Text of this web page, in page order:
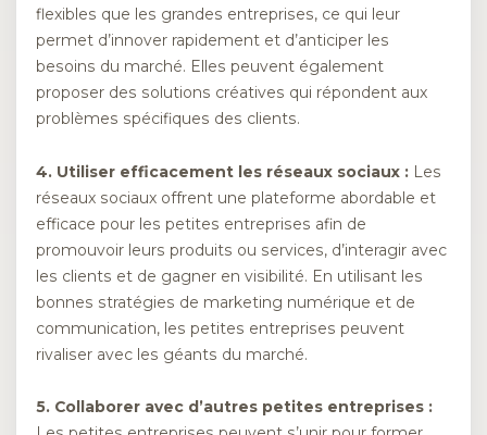
flexibles que les grandes entreprises, ce qui leur
permet d’innover rapidement et d’anticiper les
besoins du marché. Elles peuvent également
proposer des solutions créatives qui répondent aux
problèmes spécifiques des clients.
4. Utiliser efficacement les réseaux sociaux : Les
réseaux sociaux offrent une plateforme abordable et
efficace pour les petites entreprises afin de
promouvoir leurs produits ou services, d’interagir avec
les clients et de gagner en visibilité. En utilisant les
bonnes stratégies de marketing numérique et de
communication, les petites entreprises peuvent
rivaliser avec les géants du marché.
5. Collaborer avec d’autres petites entreprises :